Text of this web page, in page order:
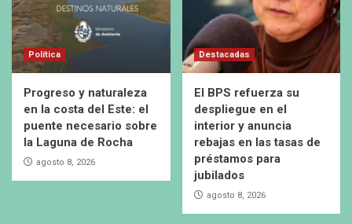
Política
Progreso y naturaleza
en la costa del Este: el
puente necesario sobre
la Laguna de Rocha
agosto 8, 2026
Destacadas
El BPS refuerza su
despliegue en el
interior y anuncia
rebajas en las tasas de
préstamos para
jubilados
agosto 8, 2026